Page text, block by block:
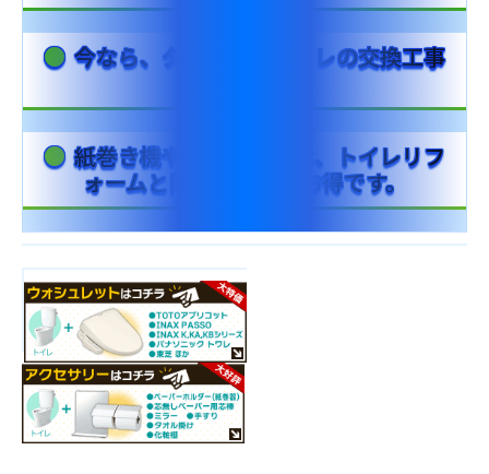
今なら、タンクレストイレの交換工事
紙巻き機やタオル掛けは、トイレリフ
ォームと同時に交換がお得です。